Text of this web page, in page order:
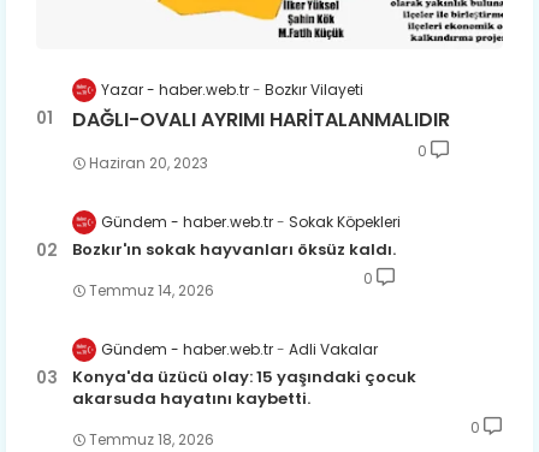
Yazar - haber.web.tr Bozkır Vilayeti
DAĞLI-OVALI AYRIMI HARİTALANMALIDIR
Haziran 20, 2023
0
Gündem - haber.web.tr Sokak Köpekleri
Bozkır'ın sokak hayvanları öksüz kaldı.
Temmuz 14, 2026
0
Gündem - haber.web.tr Adli Vakalar
Konya'da üzücü olay: 15 yaşındaki çocuk
akarsuda hayatını kaybetti.
Temmuz 18, 2026
0